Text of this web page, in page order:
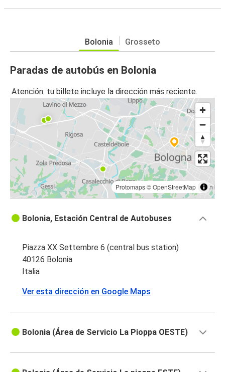
Bolonia Grosseto
Paradas de autobús en Bolonia
Atención: tu billete incluye la dirección más reciente.
Protomaps©OpenStreetMap
Bolonia, Estación Central de Autobuses
Piazza XX Settembre 6 (central bus station)
40126 Bolonia
Italia
Ver esta dirección en Google Maps
Bolonia (Área de Servicio La Pioppa OESTE)